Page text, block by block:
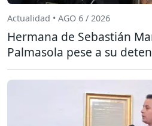
Actualidad • AGO 6 / 2026
Hermana de Sebastián
Palmasola pese a su